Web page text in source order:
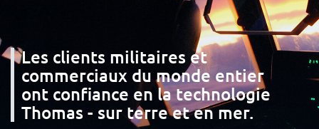
Les clients militaires et
commerciaux du monde entier
ont confiance en la technologie
Thomas - sur terre et en mer.